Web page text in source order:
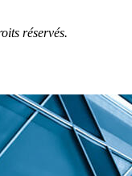
réservés.